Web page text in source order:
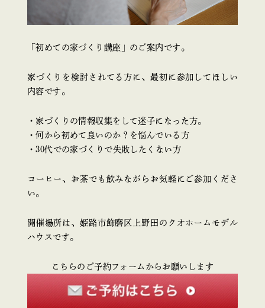
「初めての家づくり講座」のご案内です。
家づくりを検討されてる方に、最初に参加してほしい
内容です。
・家づくりの情報収集をして迷子になった方。
・何から初めて良いのか？を悩んでいる方
・30代での家づくりで失敗したくない方
コーヒー、お茶でも飲みながらお気軽にご参加くださ
い。
開催場所は、姫路市飾磨区上野田のクオホームモデル
ハウスです。
こちらのご予約フォームからお願いします